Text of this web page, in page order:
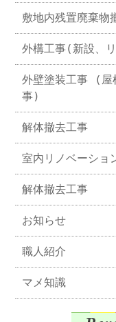
敷地内残置廃棄物
外構工事(新設、
外壁塗装工事 (屋
事)
解体撤去工事
室内リノベーショ
解体撤去工事
お知らせ
職人紹介
マメ知識